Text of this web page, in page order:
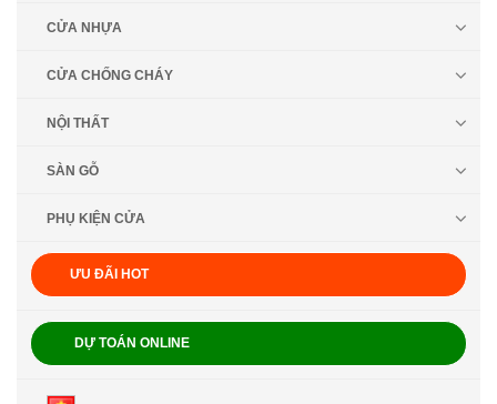
CỬA NHỰA
CỬA CHỐNG CHÁY
NỘI THẤT
SÀN GỖ
PHỤ KIỆN CỬA
ƯU ĐÃI HOT
DỰ TOÁN ONLINE